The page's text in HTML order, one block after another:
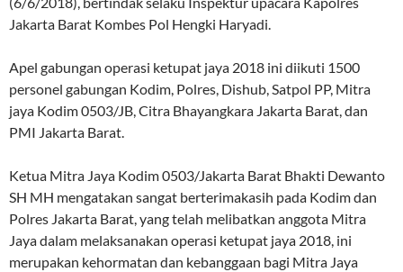
Jakarta Barat Kombes Pol Hengki Haryadi.
Apel gabungan operasi ketupat jaya 2018 ini diikuti 1500
personel gabungan Kodim, Polres, Dishub, Satpol PP, Mitra
jaya Kodim 0503/JB, Citra Bhayangkara Jakarta Barat, dan
PMI Jakarta Barat.
Ketua Mitra Jaya Kodim 0503/Jakarta Barat Bhakti Dewanto
SH MH mengatakan sangat berterimakasih pada Kodim dan
Polres Jakarta Barat, yang telah melibatkan anggota Mitra
Jaya dalam melaksanakan operasi ketupat jaya 2018, ini
merupakan kehormatan dan kebanggaan bagi Mitra Jaya